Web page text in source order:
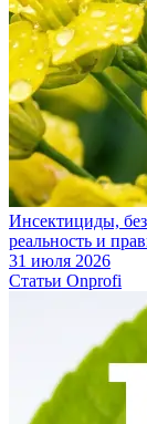
Инсектициды,
реальность и
31 июля 2026
Статьи Onprofi